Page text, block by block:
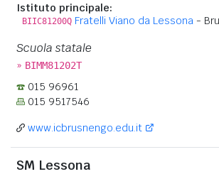
Istituto principale:
BIIC81200Q Fratelli Viano da Lessona -
Scuola statale
» BIMM81202T
015 96961
015 9517546
www.icbrusnengo.edu.it
SM Lessona